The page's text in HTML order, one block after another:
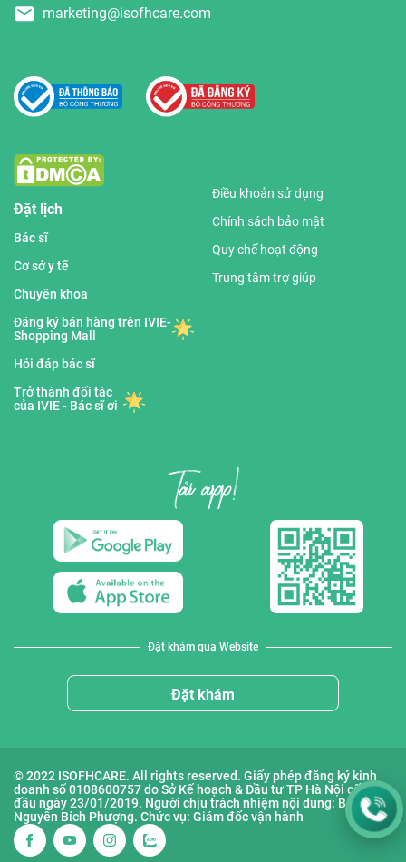
marketing@isofhcare.com
Đặt lịch
Bác sĩ
Cơ sở y tế
Chuyên khoa
Đăng ký bán hàng trên IVIE-
Shopping Mall
Hỏi đáp bác sĩ
Trở thành đối tác
của IVIE - Bác sĩ ơi
Điều khoản sử dụng
Chính sách bảo mật
Quy chế hoạt động
Trung tâm trợ giúp
Đặt khám qua Website
Đặt khám
© 2022 ISOFHCARE. All rights reserved. Giấy phép đăng ký kinh
doanh số 0108600757 do Sở Kế hoạch & Đầu tư TP Hà Nội cấp lần
đầu ngày 23/01/2019. Người chịu trách nhiệm nội dung: Bà
Nguyễn Bích Phượng. Chức vụ: Giám đốc vận hành